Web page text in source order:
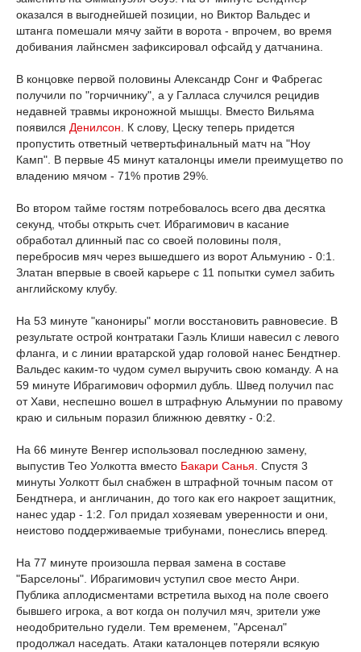
оказался в выгоднейшей позиции, но Виктор Вальдес и
штанга помешали мячу зайти в ворота - впрочем, во время
добивания лайнсмен зафиксировал офсайд у датчанина.
В концовке первой половины Александр Сонг и Фабрегас
получили по "горчичнику", а у Галласа случился рецидив
недавней травмы икроножной мышцы. Вместо Вильяма
появился Денилсон. К слову, Цеску теперь придется
пропустить ответный четвертьфинальный матч на "Ноу
Камп". В первые 45 минут каталонцы имели преимущетво по
владению мячом - 71% против 29%.
Во втором тайме гостям потребовалось всего два десятка
секунд, чтобы открыть счет. Ибрагимович в касание
обработал длинный пас со своей половины поля,
перебросив мяч через вышедшего из ворот Альмунию - 0:1.
Златан впервые в своей карьере с 11 попытки сумел забить
английскому клубу.
На 53 минуте "канониры" могли восстановить равновесие. В
результате острой контратаки Гаэль Клиши навесил с левого
фланга, и с линии вратарской удар головой нанес Бендтнер.
Вальдес каким-то чудом сумел выручить свою команду. А на
59 минуте Ибрагимович оформил дубль. Швед получил пас
от Хави, неспешно вошел в штрафную Альмунии по правому
краю и сильным поразил ближнюю девятку - 0:2.
На 66 минуте Венгер использовал последнюю замену,
выпустив Тео Уолкотта вместо Бакари Санья. Спустя 3
минуты Уолкотт был снабжен в штрафной точным пасом от
Бендтнера, и англичанин, до того как его накроет защитник,
нанес удар - 1:2. Гол придал хозяевам уверенности и они,
неистово поддерживаемые трибунами, понеслись вперед.
На 77 минуте произошла первая замена в составе
"Барселоны". Ибрагимович уступил свое место Анри.
Публика аплодисментами встретила выход на поле своего
бывшего игрока, а вот когда он получил мяч, зрители уже
неодобрительно гудели. Тем временем, "Арсенал"
продолжал наседать. Атаки каталонцев потеряли всякую